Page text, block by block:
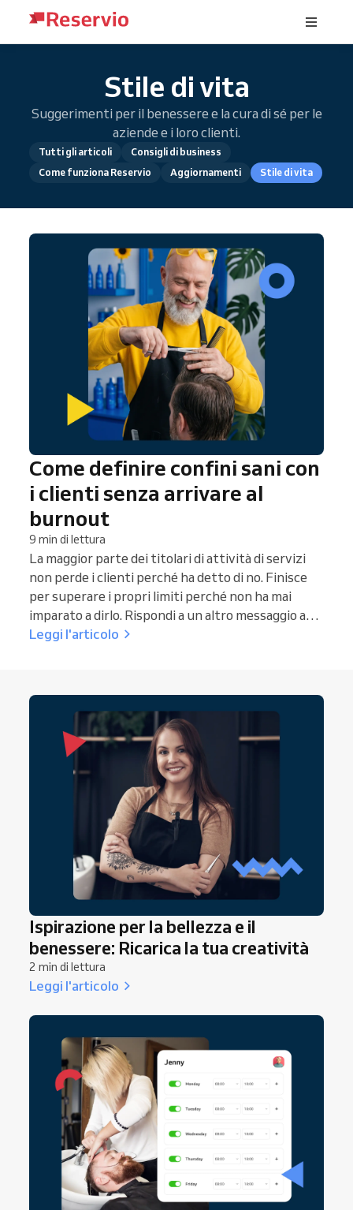
Stile di vita
Suggerimenti per il benessere e la cura di sé per le
aziende e i loro clienti.
Tutti gli articoli
Consigli di business
Come funziona Reservio
Aggiornamenti Stile di vita
Come definire confini sani con
i clienti senza arrivare al
burnout
9 min di lettura
La maggior parte dei titolari di attività di servizi
non perde i clienti perché ha detto di no. Finisce
per superare i propri limiti perché non ha mai
imparato a dirlo. Rispondi a un altro messaggio a
tarda sera, infili un altro favore all’ultimo minuto e
orari di lavoro, le richieste personali che pian piano
sforano questi orari e i momenti in cui dire di no è
la scelta giusta. Per farlo non serve essere duri, né
significa rinunciare ai clienti.
Leggi l'articolo
Ispirazione per la bellezza e il
benessere: Ricarica la tua creatività
2 min di lettura
Leggi l'articolo